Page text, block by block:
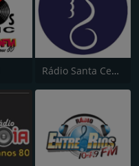
Rádio Santa Cecília FM 107.7